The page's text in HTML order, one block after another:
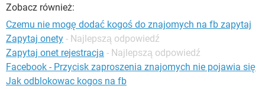
WINDOWS 10
Zobacz również:
Czemu nie mogę dodać kogoś do znajomych na fb zapytaj
Zapytaj onety - Najlepszą odpowiedź
Zapytaj onet rejestracja - Najlepszą odpowiedź
Facebook - Przycisk zaproszenia znajomych nie pojawia się
Jak odblokowac kogos na fb